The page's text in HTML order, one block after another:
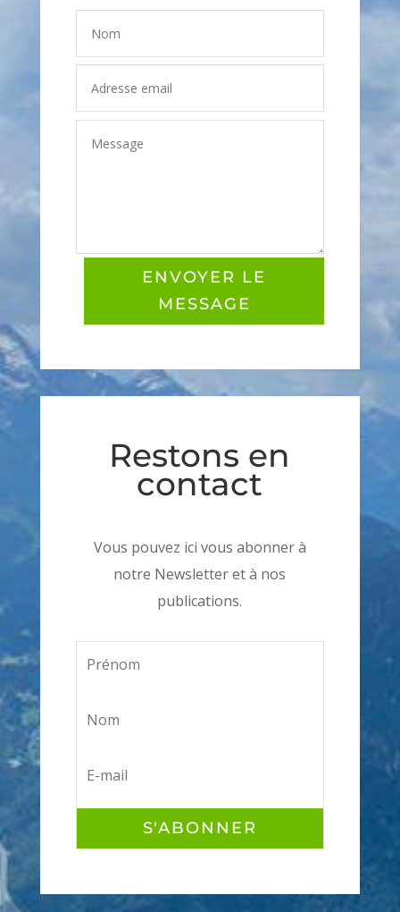
ENVOYER LE
MESSAGE
Restons en
contact
Vous pouvez ici vous abonner à
notre Newsletter et à nos
publications.
S'ABONNER